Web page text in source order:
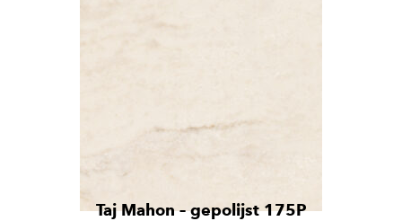
Taj Mahon – gepolijst 175P